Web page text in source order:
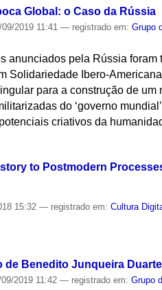
Global: o Caso da Rússia
09/2019 11:41— registrado em:Grupo
anunciados pela Rússia foram
Solidariedade Ibero-
para a construção de um
do ‘governo
criativos da
to Postmodern
15:32— registrado em:Cultura
de Benedito Junqueira Duarte
09/2019 11:42— registrado em:Grupo